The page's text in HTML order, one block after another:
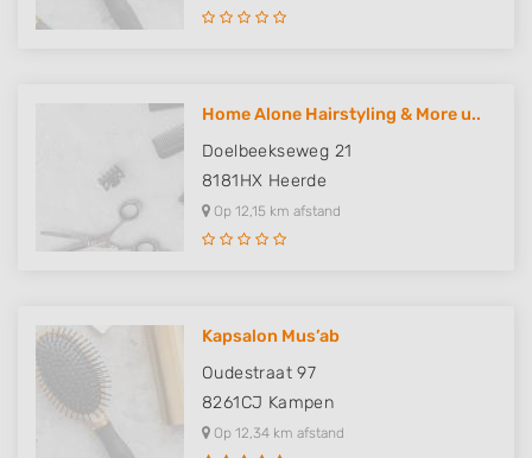
Home Alone Hairstyling & More u..
Doelbeekseweg 21
8181HX Heerde
Op 12,15 km afstand
Kapsalon Mus’ab
Oudestraat 97
8261CJ Kampen
Op 12,34 km afstand